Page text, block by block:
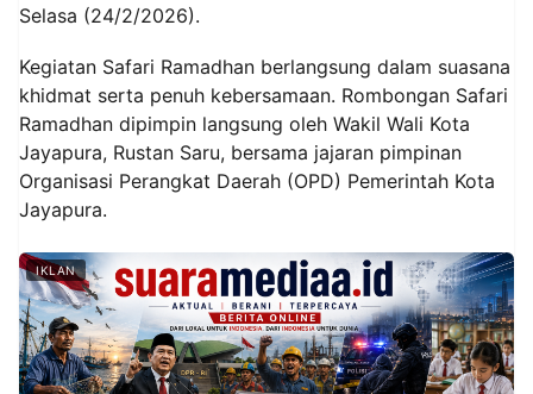
Selasa (24/2/2026).
Kegiatan Safari Ramadhan berlangsung dalam suasana
khidmat serta penuh kebersamaan. Rombongan Safari
Ramadhan dipimpin langsung oleh Wakil Wali Kota
Jayapura, Rustan Saru, bersama jajaran pimpinan
Organisasi Perangkat Daerah (OPD) Pemerintah Kota
Jayapura.
IKLAN